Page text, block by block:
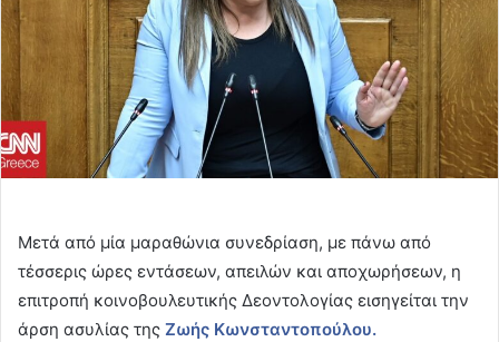
Μετά από μία μαραθώνια συνεδρίαση, με πάνω από
τέσσερις ώρες εντάσεων, απειλών και αποχωρήσεων, η
επιτροπή κοινοβουλευτικής Δεοντολογίας εισηγείται την
άρση ασυλίας της Ζωής Κωνσταντοπούλου.